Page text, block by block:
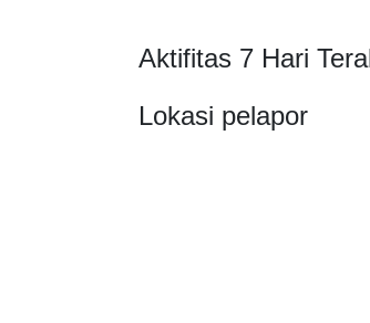
Aktifitas 7 Hari
Lokasi pelapor